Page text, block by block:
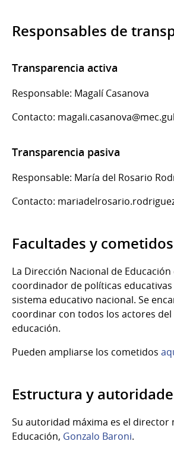
Responsables de
Transparencia activa
Responsable: Magalí Casanova
Contacto:
Transparencia pasiva
Responsable: María del Rosario
Contacto:
Facultades y cometidos
La Dirección Nacional de
coordinador de políticas
sistema educativo nacional. Se
coordinar con todos los actores
educación.
Pueden ampliarse los cometidos
Estructura y
Su autoridad máxima es el director
Educación, Gonzalo Baroni.